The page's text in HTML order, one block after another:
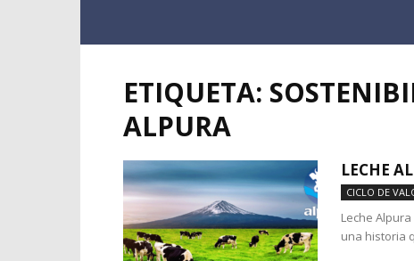
ETIQUETA:
ALPURA
LECHE
CICLO DE
Leche
una historia